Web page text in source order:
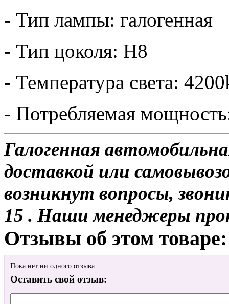
- Тип лампы: галогенная
- Тип цоколя: H8
- Температура света:
- Потребляемая
Галогенная
доставкой или
возникнут вопросы,
15 . Наши менеджеры
Отзывы об этом товаре:
Пока нет ни одного отзыва
Оставить свой отзыв: